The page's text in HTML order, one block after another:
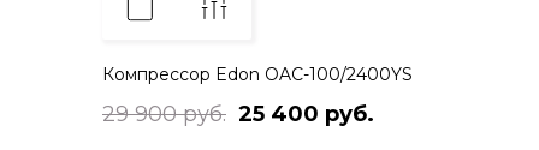
Компрессор Edon OAC-100/2400YS
29 900 руб. 25 400 руб.